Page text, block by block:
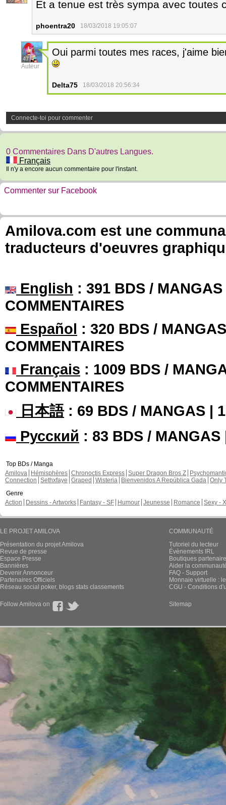
Et a tenue est très sympa avec toutes
phoentra20 18/03/2018 19:05:07
47
Auteur
Oui parmi toutes mes races, j'aime
Delta75 18/03/2018 20:56:34
Connecte-toi pour commenter
0 Commentaires Dans D'autres Langues.
Français
Il n'y a encore aucun commentaire pour l'instant.
Commenter sur Facebook
Amilova.com est une
traducteurs d'oeuvres
English : 391 BDS /
COMMENTAIRES
Español : 320 BDS /
COMMENTAIRES
Français : 1009 BDS /
COMMENTAIRES
日本語: 69 BDS / MANGAS |
Русский : 83 BDS / MANGAS
Top BDs / Manga
Amilova
Hémisphères Chronoctis Express Super Dragon Bros Z
Connection Sethxfaye Graped Wisteria Bienvenidos A República Gada Only
Genre
Action
Dessins - Artworks Fantasy - SF Humour Jeunesse Romance Sexy -
LE PROJET AMILOVA
Présentation du projet Amilova
Revue de presse
Espace Presse
Bannières
Devenir Annonceur
Partenaires Officiels
Réseau social poker, blogs stats classements
COMMUNAUTÉ
Tutoriel du lecteur
Évènements IRL
Boutiques
Aider la
FAQ - Support
Monnaie virtuelle :
CGU - Conditions
Follow Amilova on Sitemap